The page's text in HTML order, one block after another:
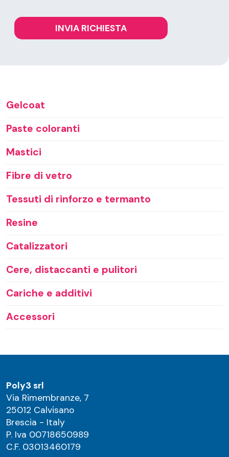
Gelcoat
Paste coloranti
Mastici
Fibre di vetro
Tessuti di rinforzo e termanto
Resine
Catalizzatori
Cere, distaccanti e pulitori
Cariche e additivi
Accessori
Poly3 srl
Via Rimembranze, 7
25012 Calvisano
Brescia - Italy
P. Iva 00718650989
C.F. 03013460179